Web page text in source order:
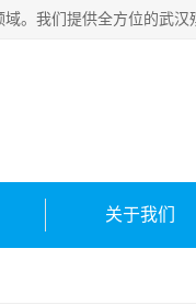
关于我们